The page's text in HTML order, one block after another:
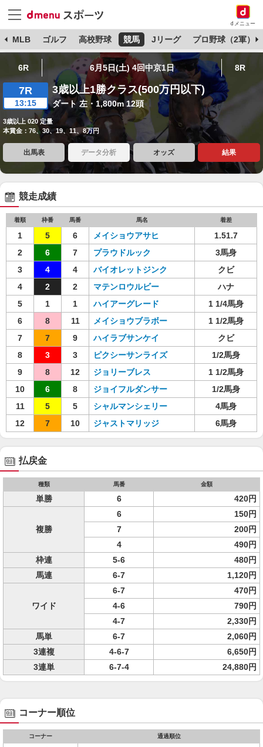
dメニュー
MLB ゴルフ 高校野球 競馬 Jリーグ プロ野球（2軍）
6R 6月5日(土) 4回中京1日 8R
7R
13:15
3歳以上1勝クラス(500万円以下)
ダート 左・1,800m 12頭
3歳以上 020 定量
本賞金：76、30、19、11、8万円
出馬表 データ分析 オッズ 結果
競走成績
着順 枠番 馬番 馬名 着差
1 5 6 メイショウアサヒ
1.51.7
2
6 7 プラウドルック
3馬身
3
4 4 バイオレットジンク
クビ
4
2 2 マテンロウルビー
ハナ
5
1 1 ハイアーグレード
1 1/4馬身
6
8 11 メイショウブラボー
1 1/2馬身
7
7 9 ハイラブサンケイ
クビ
8
3 3 ピクシーサンライズ
1/2馬身
9
8 12 ジョリーブレス
1 1/2馬身
10
6 8 ジョイフルダンサー
1/2馬身
11
5 5 シャルマンシェリー
4馬身
12
7 10 ジャストマリッジ 6馬身
払戻金
種類 馬番 金額
単勝 6 420円
複勝
6
150円
7
200円
4
490円
枠連
5-6
480円
馬連
6-7 1,120円
ワイド
6-7
470円
4-6
790円
4-7
2,330円
馬単
6-7
2,060円
3連複
4-6-7
6,650円
3連単
6-7-4 24,880円
コーナー順位
コーナー 通過順位